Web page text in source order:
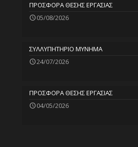
ΠΡΟΣΦΟΡΑ ΘΕΣΗΣ ΕΡΓΑΣΙΑΣ
05/08/2026
ΣΥΛΛΥΠΗΤΗΡΙΟ ΜΥΝΗΜΑ
24/07/2026
ΠΡΟΣΦΟΡΑ ΘΕΣΗΣ ΕΡΓΑΣΙΑΣ
04/05/2026